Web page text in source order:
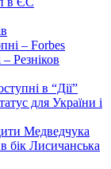
– Forbes
Резніков
в “Дії”
для України і
Медведчука
бік Лисичанська